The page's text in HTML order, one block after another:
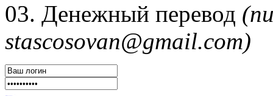
03. Денежный перевод
stascosovan@gmail.com)